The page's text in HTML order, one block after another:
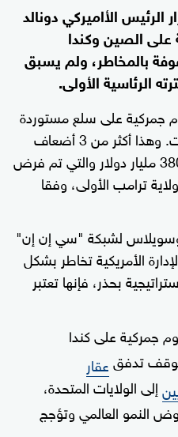
الرئيس الأاميركي دونالد
الصين وكندا
بالمخاطر، ولم يسبق
الرئاسية الأولى.
على سلع مستوردة
بقيمة 1.4 تريليون دولار، السبت. وهذا أكثر من 3 أضعاف
قيمة السلع الأجنبية التي تبلغ 380 مليار دولار والتي تم فرض
ترامب الأولى، وفقا
لشبكة "سي إن إن"
الأمريكية تخاطر بشكل
بحذر، فإنها تعتبر
جمركية على كندا
تدفقعقار
إلى الولايات المتحدة،
النمو العالمي وتؤجج